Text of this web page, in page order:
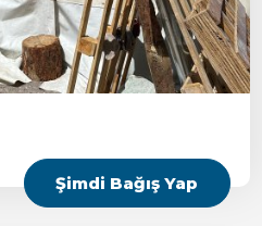
Şimdi Bağış Yap